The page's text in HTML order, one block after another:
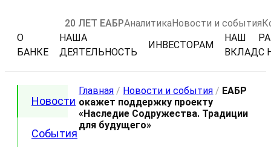
20 ЛЕТ ЕАБРАналитикаНовости и события
О
БАНКЕ
НАША
ДЕЯТЕЛЬНОСТЬ
ИНВЕСТОРАМ
НАШ
ВКЛАДС
Новости
События
Главная / Новости и события / ЕАБР
окажет поддержку проекту
«Наследие Содружества. Традиции
для будущего»